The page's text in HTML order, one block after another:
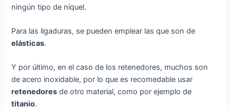
ningún tipo de níquel.
Para las ligaduras, se pueden emplear las que son de
elásticas.
Y por último, en el caso de los retenedores, muchos son
de acero inoxidable, por lo que es recomedable usar
retenedores de otro material, como por ejemplo de
titanio.